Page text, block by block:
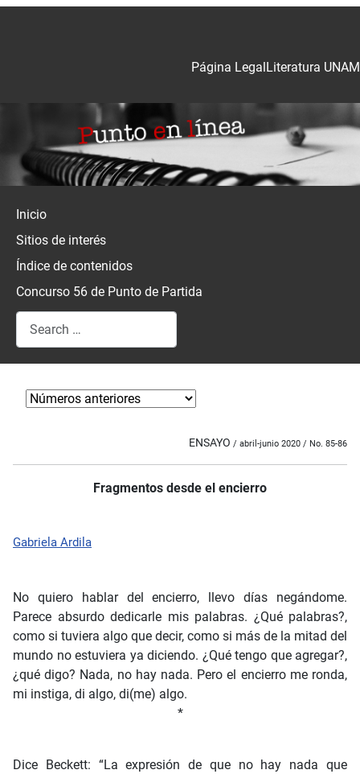
Literatura UNAM
Página Legal
Inicio
Sitios de interés
Índice de contenidos
Concurso 56 de Punto de Partida
Search
ENSAYO / abril-junio 2020 / No. 85-86
Fragmentos desde el encierro
Gabriela Ardila
No quiero hablar del encierro, llevo días negándome.
Parece absurdo dedicarle mis palabras. ¿Qué palabras?,
como si tuviera algo que decir, como si más de la mitad del
mundo no estuviera ya diciendo. ¿Qué tengo que agregar?,
¿qué digo? Nada, no hay nada. Pero el encierro me ronda,
mi instiga, di algo, di(me) algo.
*
Dice Beckett: “La expresión de que no hay nada que